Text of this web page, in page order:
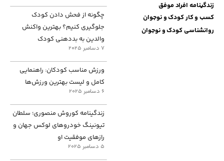
زندگینامه افراد موفق
کسب و کار کودک و نوجوان
روانشناسی کودک و نوجوان
چگونه از فحش دادن کودک
جلوگیری کنیم؟ بهترین واکنش
والدین به بددهنی کودک
7 دسامبر 2025
ورزش مناسب کودکان: راهنمایی
کامل و لیست بهترین ورزش‌ها
6 دسامبر 2025
زندگینامه کوروش منصوری؛ سلطان
تیونینگ خودروهای لوکس جهان و
رازهای موفقیت او
5 دسامبر 2025